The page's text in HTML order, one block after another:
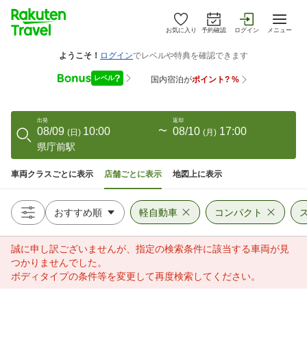
お気に入り 予約確認 ログイン メニュー
出発
08/09 (日) 10:00 〜
返却
08/10 (月 ) 17:00
県庁前駅
車両クラスごとに表示 店舗ごとに表示 地図上に表示
軽自動車 コンパクト
誠に申し訳ございませんが、指定の検索条件に該当する車両が見
つかりませんでした。
ボディタイプの条件等を変更して再度検索してください。